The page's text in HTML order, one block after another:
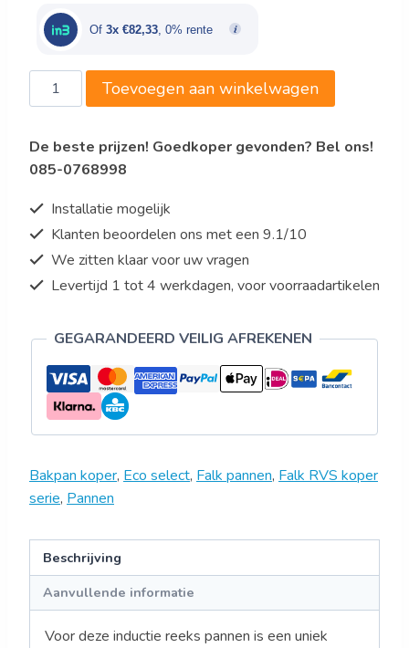
€259,00.€247,00.
Of 3x €82,33, 0% rente
Falk
Bakpan,
koperkern,
Ø
aantal
Toevoegen aan winkelwagen
De beste prijzen! Goedkoper gevonden? Bel ons!
085-0768998
Installatie mogelijk
Klanten beoordelen ons met een 9.1/10
We zitten klaar voor uw vragen
Levertijd 1 tot 4 werkdagen, voor voorraadartikelen
GEGARANDEERD VEILIG AFREKENEN
Bakpan koper, Eco select, Falk pannen, Falk RVS koper
serie, Pannen
Beschrijving
Aanvullende informatie
Voor deze inductie reeks pannen is een uniek